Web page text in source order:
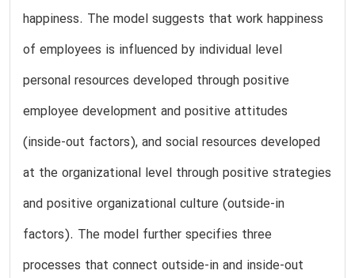
happiness. The model suggests that work happiness
of employees is influenced by individual level
personal resources developed through positive
employee development and positive attitudes
(inside-out factors), and social resources developed
at the organizational level through positive strategies
and positive organizational culture (outside-in
factors). The model further specifies three
processes that connect outside-in and inside-out